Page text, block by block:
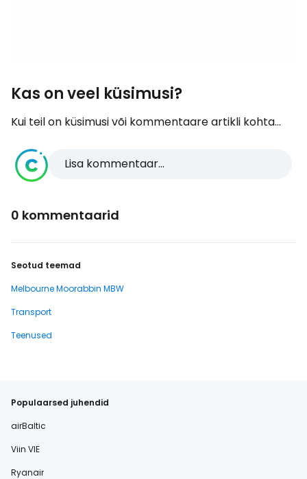
Kas on veel küsimusi?
Kui teil on küsimusi või kommentaare artikli kohta...
Lisa kommentaar...
0 kommentaarid
Seotud teemad
Melbourne Moorabbin MBW
Transport
Teenused
Populaarsed juhendid
airBaltic
Viin VIE
Ryanair